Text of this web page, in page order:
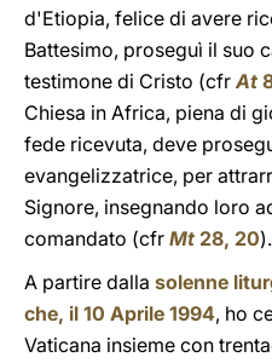
d'Etiopia, felice di avere
Battesimo, proseguì il suo
testimone di Cristo (cfrAt
Chiesa in Africa, piena di
fede ricevuta, deve
evangelizzatrice, per
Signore, insegnando loro
comandato (cfr Mt 28, 20).
A partire dalla solenne
che, il 10 Aprile 1994, ho
Vaticana insieme con